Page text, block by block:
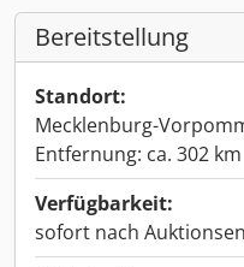
Bereitstellung
Standort:
Mecklenburg-
Entfernung: ca. 302 km
Verfügbarkeit:
sofort nach